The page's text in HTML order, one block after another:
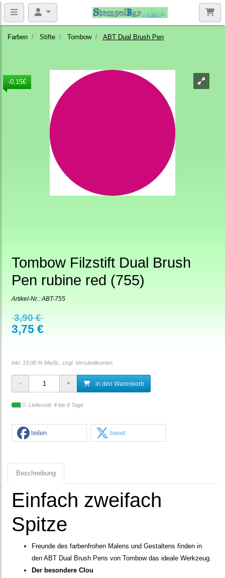
Farben Stifte Tombow ABT Dual Brush Pen
-0,15€
Tombow Filzstift Dual Brush
Pen rubine red (755)
Artikel-Nr.: ABT-755
3,90 €
3,75 €
inkl. 19,00 % MwSt., zzgl. Versandkosten
in den Warenkorb
Lieferzeit: 4 bis 6 Tage
teilen tweet
Beschreibung
Einfach zweifach
Spitze
Freunde des farbenfrohen Malens und Gestaltens finden in
den ABT Dual Brush Pens von Tombow das ideale Werkzeug.
Der besondere Clou